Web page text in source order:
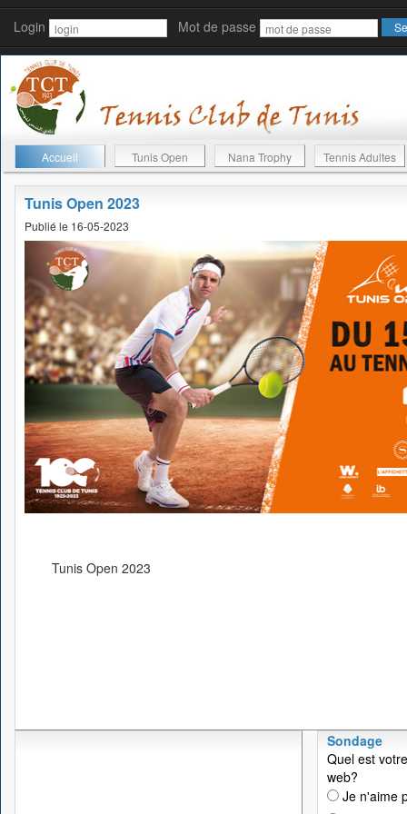
Login Mot de passe
Accueil Tunis Open Nana Trophy Tennis Adultes
Tunis Open 2023
Publié le 16-05-2023
Tunis Open 2023
Sondage
Quel est
web?
Je n'aime